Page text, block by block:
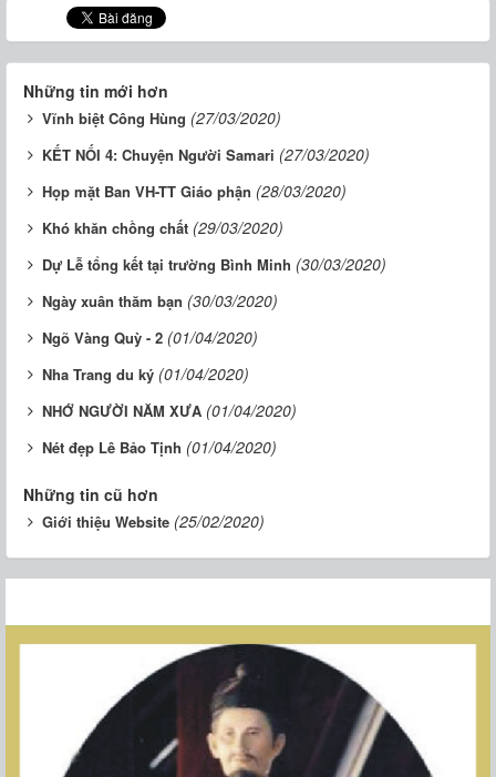
Những tin mới hơn
Vĩnh biệt Công Hùng (27/03/2020)
KẾT NỐI 4: Chuyện Người Samari (27/03/2020)
Họp mặt Ban VH-TT Giáo phận (28/03/2020)
Khó khăn chồng chất (29/03/2020)
Dự Lễ tổng kết tại trường Bình Minh (30/03/2020)
Ngày xuân thăm bạn (30/03/2020)
Ngõ Vàng Quỳ - 2 (01/04/2020)
Nha Trang du ký (01/04/2020)
NHỚ NGƯỜI NĂM XƯA (01/04/2020)
Nét đẹp Lê Bảo Tịnh (01/04/2020)
Những tin cũ hơn
Giới thiệu Website (25/02/2020)